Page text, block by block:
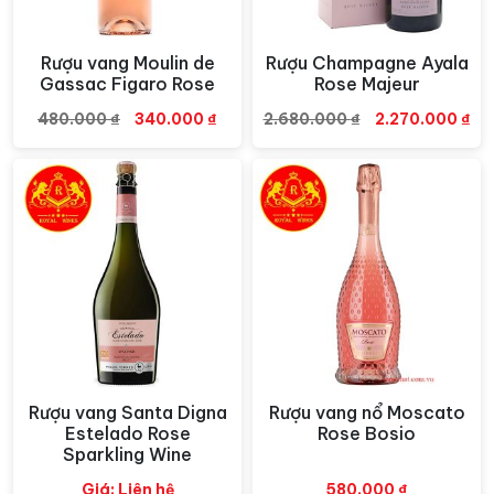
Xem nhanh
Rượu vang Moulin de
Gassac Figaro Rose
480.000₫
Giá
là:
480.000 ₫.
340.000 ₫
340.000 ₫.
Xem nhanh
Rượu Champagne Ayala
Rose Majeur
2.680.000₫
Giá
là:
2.680.000 ₫.
2.270.000 ₫
Xem nhanh
Rượu vang Santa Digna
Estelado Rose
Sparkling Wine
Giá: Liên hệ
Xem nhanh
Rượu vang nổ Moscato
Rose Bosio
580.000 ₫